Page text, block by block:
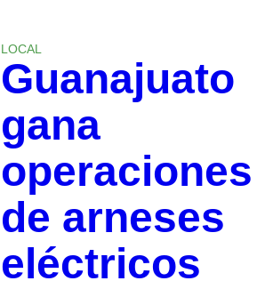
LOCAL
Guanajuato
gana
operaciones
de arneses
eléctricos